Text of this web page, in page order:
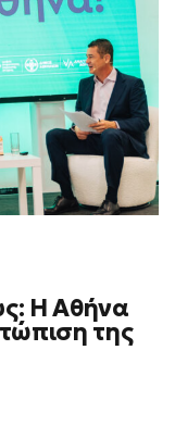
Η Αθήνα
της